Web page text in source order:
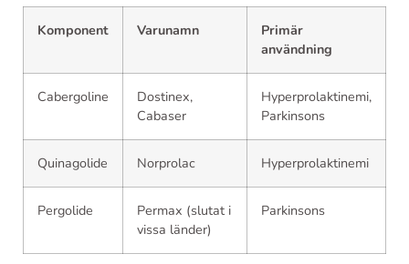
Komponent Varunamn
Primär
användning
Cabergoline
Dostinex,
Cabaser
Hyperprolaktinemi,
Parkinsons
Quinagolide Norprolac Hyperprolaktinemi
Pergolide
Permax (slutat i
vissa länder)
Parkinsons